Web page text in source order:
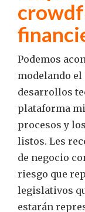
Podemos
modelando
desarrollos
plataforma
procesos y
listos. Les
de negocio
riesgo que
legislativos
estarán